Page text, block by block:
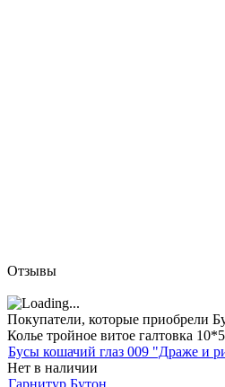
Отзывы
Покупатели, которые приобрели
Колье тройное витое галтовка
Бусы кошачий глаз 009 "Драже и
Нет в наличии
Гарнитур Бутон